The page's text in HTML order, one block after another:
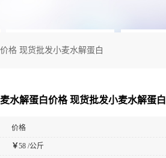
格 现货批发小麦水解蛋白
水解蛋白价格 现货批发小麦水解蛋白
价格
￥58 /公斤